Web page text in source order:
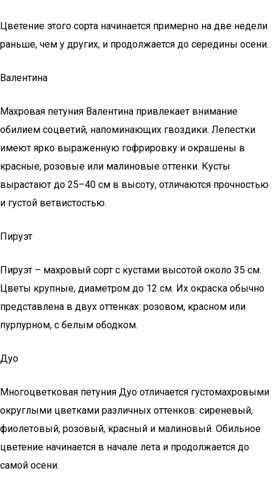
Цветение этого сорта начинается примерно на две недели
раньше, чем у других, и продолжается до середины осени.
Валентина
Махровая петуния Валентина привлекает внимание
обилием соцветий, напоминающих гвоздики. Лепестки
имеют ярко выраженную гофрировку и окрашены в
красные, розовые или малиновые оттенки. Кусты
вырастают до 25–40 см в высоту, отличаются прочностью
и густой ветвистостью.
Пируэт
Пируэт – махровый сорт с кустами высотой около 35 см.
Цветы крупные, диаметром до 12 см. Их окраска обычно
представлена в двух оттенках: розовом, красном или
пурпурном, с белым ободком.
Дуо
Многоцветковая петуния Дуо отличается густомахровыми
округлыми цветками различных оттенков: сиреневый,
фиолетовый, розовый, красный и малиновый. Обильное
цветение начинается в начале лета и продолжается до
самой осени.